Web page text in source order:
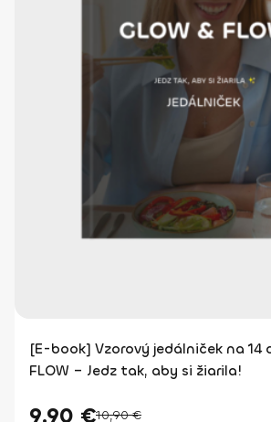
[E-book] Vzorový jedálniček na 14
FLOW – Jedz tak, aby si žiarila!
9,90 €10,90€